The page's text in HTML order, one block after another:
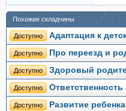
Похожие складчины
Доступно Адаптация к
Доступно Про переезд и
Доступно Здоровый
Доступно
Доступно Развитие